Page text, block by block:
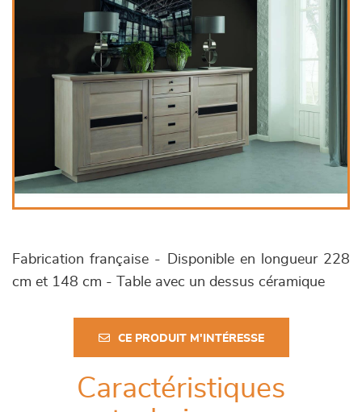
Fabrication française - Disponible en longueur 228
cm et 148 cm - Table avec un dessus céramique
CE PRODUIT M'INTÉRESSE
Caractéristiques